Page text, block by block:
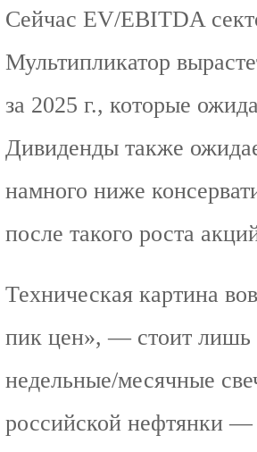
Сейчас EV/EBITDA
Мультипликатор
за 2025 г., которые
Дивиденды также
намного ниже
после такого роста
Техническая картина
пик цен», — стоит лишь
недельные/месячные
российской нефтянки